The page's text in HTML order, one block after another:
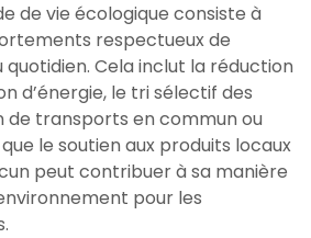
de vie écologique consiste à
respectueux de
quotidien. Cela inclut la réduction
d’énergie, le tri sélectif des
de transports en commun ou
le soutien aux produits locaux
peut contribuer à sa manière
pour les